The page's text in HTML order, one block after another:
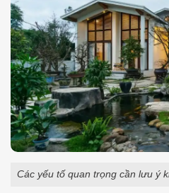
Các yếu tố quan trọng cần lưu ý